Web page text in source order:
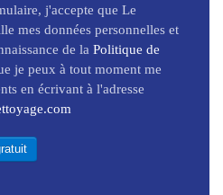
j'accepte que Le
mes données personnelles et
de la Politique de
je peux à tout moment me
en écrivant à l'adresse